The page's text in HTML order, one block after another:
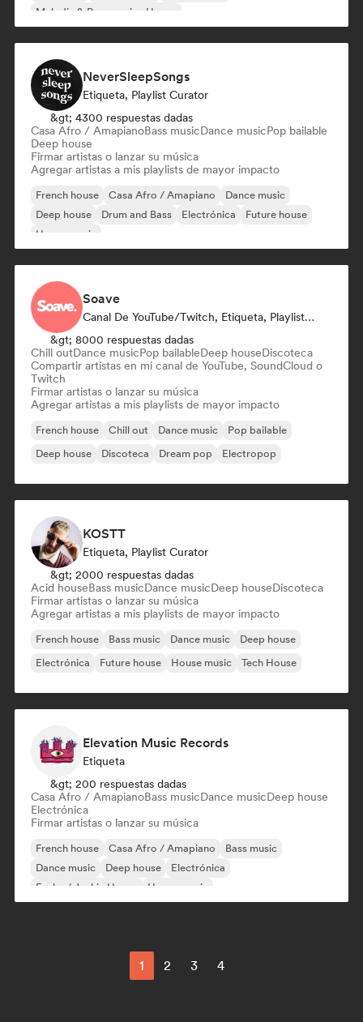
Melodic & Progressive House
NeverSleepSongs
Etiqueta, Playlist Curator
&gt; 4300 respuestas dadas
Casa Afro / AmapianoBass musicDance musicPop bailable
Deep house
Firmar artistas o lanzar su música
Agregar artistas a mis playlists de mayor impacto
French house Casa Afro / Amapiano
Dance music
Deep house
Drum and Bass Electrónica
Future house
House music
Soave
Canal De YouTube/Twitch, Etiqueta, Playlist Curator
&gt; 8000 respuestas dadas
Chill outDance musicPop bailableDeep houseDiscoteca
Compartir artistas en mi canal de YouTube, SoundCloud o
Twitch
Firmar artistas o lanzar su música
Agregar artistas a mis playlists de mayor impacto
French house Chill out Dance music
Pop bailable
Deep house
Discoteca Dream pop Electropop
KOSTT
Etiqueta, Playlist Curator
&gt; 2000 respuestas dadas
Acid houseBass musicDance musicDeep houseDiscoteca
Firmar artistas o lanzar su música
Agregar artistas a mis playlists de mayor impacto
French house Bass music Dance music
Deep house
Electrónica
Future house House music Tech House
Elevation Music Records
Etiqueta
&gt; 200 respuestas dadas
Casa Afro / AmapianoBass musicDance musicDeep house
Electrónica
Firmar artistas o lanzar su música
French house Casa Afro / Amapiano
Bass music
Dance music
Deep house
Electrónica
Funky / Jackin House
House music
1 2 3 4